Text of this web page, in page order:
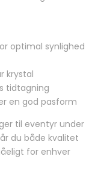
optimal synlighed
krystal
tidtagning
en god pasform
til eventyr under
du både kvalitet
for enhver